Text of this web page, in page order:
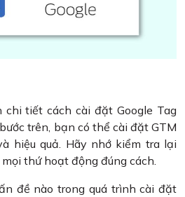
chi tiết cách cài đặt Google Tag
trên, bạn có thể cài đặt GTM
hiệu quả. Hãy nhớ kiểm tra lại
thứ hoạt động đúng cách.
đề nào trong quá trình cài đặt